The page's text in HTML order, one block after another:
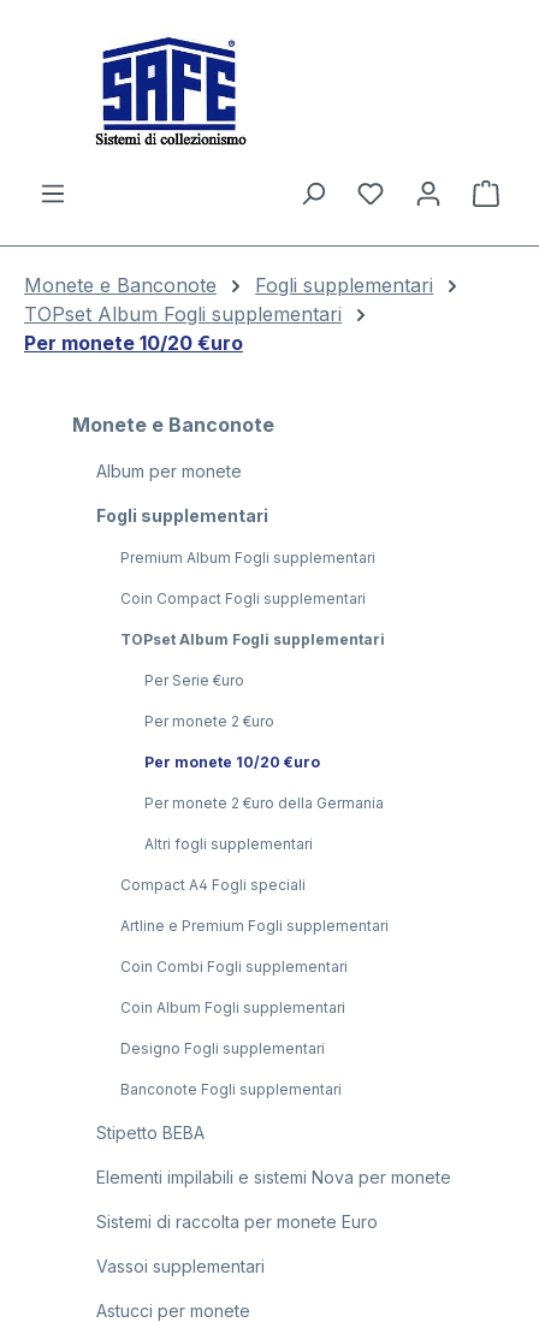
Il
Monete e Banconote
Fogli supplementari
TOPset Album Fogli supplementari
Per monete 10/20 €uro
Monete e Banconote
Album per monete
Fogli supplementari
Premium Album Fogli supplementari
Coin Compact Fogli supplementari
TOPset Album Fogli supplementari
Per Serie €uro
Per monete 2 €uro
Per monete 10/20 €uro
Per monete 2 €uro della Germania
Altri fogli supplementari
Compact A4 Fogli speciali
Artline e Premium Fogli supplementari
Coin Combi Fogli supplementari
Coin Album Fogli supplementari
Designo Fogli supplementari
Banconote Fogli supplementari
Stipetto BEBA
Elementi impilabili e sistemi Nova per monete
Sistemi di raccolta per monete Euro
Vassoi supplementari
Astucci per monete